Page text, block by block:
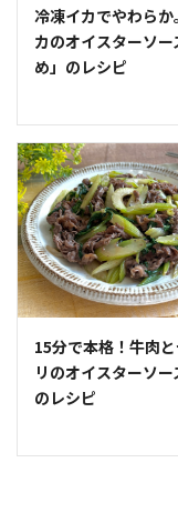
冷凍イカでやわらか
カのオイスターソー
め」のレシピ
15分で本格！牛肉
リのオイスターソー
のレシピ